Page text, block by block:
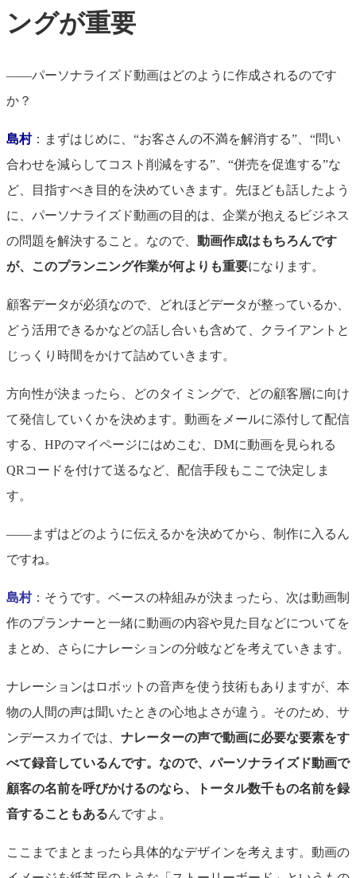
ングが重要
――パーソナライズド動画はどのように作成されるのです
か？
島村：まずはじめに、“お客さんの不満を解消する”、“問い
合わせを減らしてコスト削減をする”、“併売を促進する”な
ど、目指すべき目的を決めていきます。先ほども話したよう
に、パーソナライズド動画の目的は、企業が抱えるビジネス
の問題を解決すること。なので、 動画作成はもちろんです
が、このプランニング作業が何よりも重要になります。
顧客データが必須なので、どれほどデータが整っているか、
どう活用できるかなどの話し合いも含めて、クライアントと
じっくり時間をかけて詰めていきます。
方向性が決まったら、どのタイミングで、どの顧客層に向け
て発信していくかを決めます。動画をメールに添付して配信
する、HPのマイページにはめこむ、DMに動画を見られる
QRコードを付けて送るなど、配信手段もここで決定しま
す。
――まずはどのように伝えるかを決めてから、制作に入るん
ですね。
島村：そうです。ベースの枠組みが決まったら、次は動画制
作のプランナーと一緒に動画の内容や見た目などについてを
まとめ、さらにナレーションの分岐などを考えていきます。
ナレーションはロボットの音声を使う技術もありますが、本
物の人間の声は聞いたときの心地よさが違う。そのため、サ
ンデースカイでは、 ナレーターの声で動画に必要な要素をす
べて録音しているんです。なので、パーソナライズド動画で
顧客の名前を呼びかけるのなら、トータル数千もの名前を録
音することもあるんですよ。
ここまでまとまったら具体的なデザインを考えます。動画の